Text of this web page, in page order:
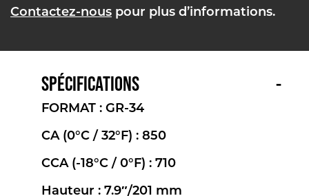
Contactez-nous pour plus d’informations.
SPÉCIFICATIONS
FORMAT : GR-34
CA (0°C / 32°F) : 850
CCA (-18°C / 0°F) : 710
Hauteur : 7.9″/201 mm